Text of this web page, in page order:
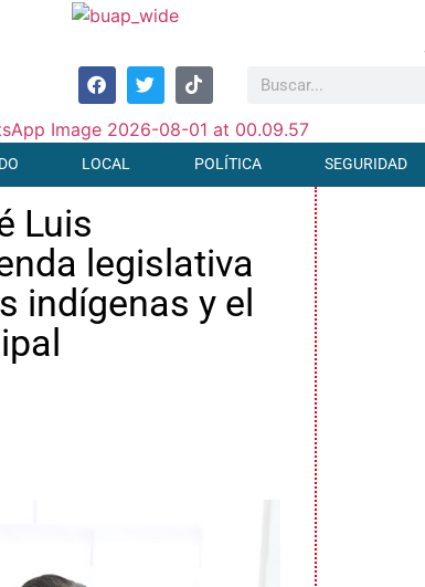
LOCAL POLÍTICA SEGURIDAD
Luis
legislativa
indígenas y el